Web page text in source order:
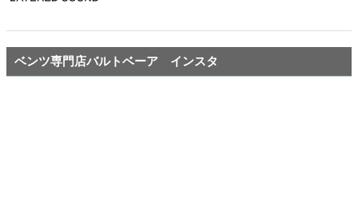
ベンツ専門店バルトベーア インスタ